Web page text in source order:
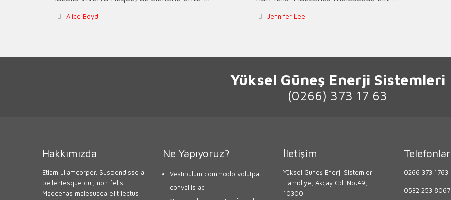
Alice Boyd Jennifer Lee
Yüksel Güneş Enerji Sistemleri
(0266) 373 17 63
Hakkımızda
Etiam ullamcorper. Suspendisse a
pellentesque dui, non felis.
Maecenas malesuada elit lectus
Ne Yapıyoruz?
Vestibulum commodo volutpat
convallis ac
İletişim
Yüksel Güneş Enerji Sistemleri
Hamidiye, Akçay Cd. No:49,
10300
Telefonlar
0266 373 1763
0532 253 8067